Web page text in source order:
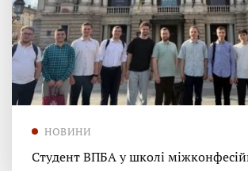
НОВИНИ
Студент ВПБА у школі